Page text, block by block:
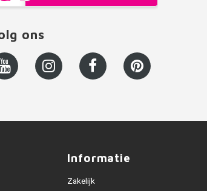
ons
Informatie
Zakelijk